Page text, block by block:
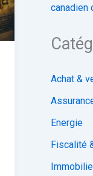
canadien
Achat &
Energie
Fiscalité